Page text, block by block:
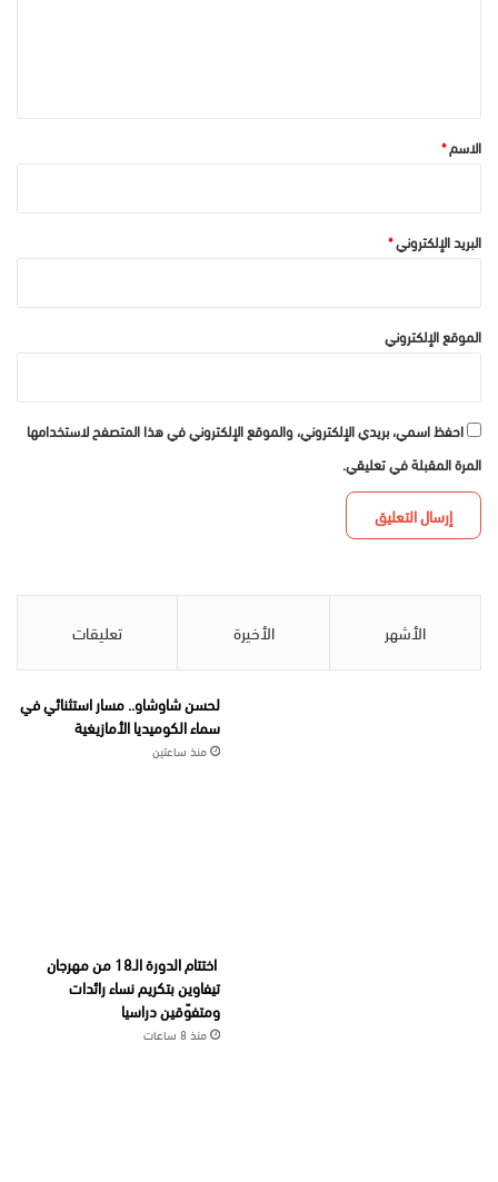
*الاسم*
البريد الإلكتروني*
الموقع الإلكتروني
احفظ اسمي، بريدي الإلكتروني، والموقع الإلكتروني في هذا المتصفح لاستخدامها
المرة المقبلة في تعليقي.
الأشهر الأخيرة تعليقات
لحسن شاوشاو.. مسار استثنائي في
سماء الكوميديا الأمازيغية
منذ ساعتين
اختتام الدورة الـ18 من مهرجان
تيفاوين بتكريم نساء رائدات
ومتفوّقين دراسيا
منذ 8 ساعات